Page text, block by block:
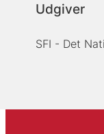
Udgiver
SFI - Det